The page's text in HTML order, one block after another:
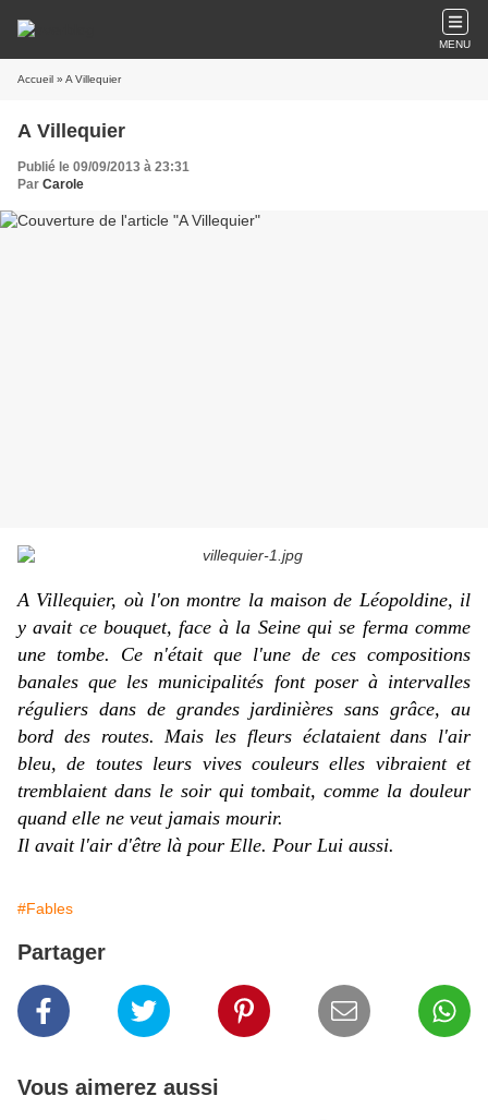
MENU
Accueil » A Villequier
A Villequier
Publié le 09/09/2013 à 23:31
Par Carole
A Villequier, où l'on montre la maison de Léopoldine, il
y avait ce bouquet, face à la Seine qui se ferma comme
une tombe. Ce n'était que l'une de ces compositions
banales que les municipalités font poser à intervalles
réguliers dans de grandes jardinières sans grâce, au
bord des routes.Mais les fleurs éclataient dans l'air
bleu, de toutes leurs vives couleurs elles vibraient et
tremblaient dans le soir qui tombait, comme la douleur
quand elle ne veut jamais mourir.
Il avait l'air d'être là pour Elle. Pour Lui aussi.
#Fables
Partager
Vous aimerez aussi